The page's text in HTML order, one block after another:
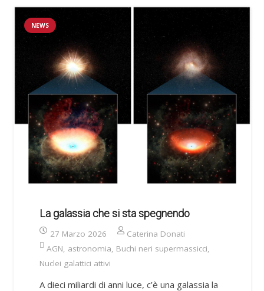
NEWS
La galassia che si sta spegnendo
27 Marzo 2026
Caterina Donati
AGN, astronomia, Buchi neri supermassicci,
Nuclei galattici attivi
A dieci miliardi di anni luce, c’è una galassia la